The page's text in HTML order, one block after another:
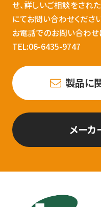
せ、詳しいご相談をされ
にてお問い合わせください
お電話でのお問い合わせ
TEL:06-6435-9747
製品に
メーカ